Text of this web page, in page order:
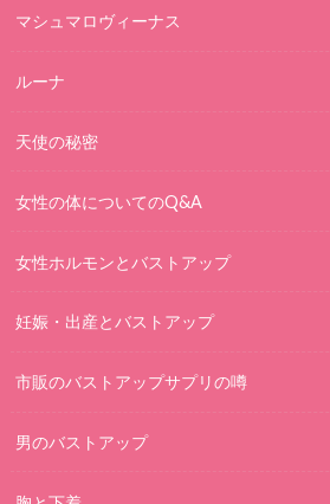
マシュマロヴィーナス
ルーナ
天使の秘密
女性の体についてのQ&A
女性ホルモンとバストアップ
妊娠・出産とバストアップ
市販のバストアップサプリの噂
男のバストアップ